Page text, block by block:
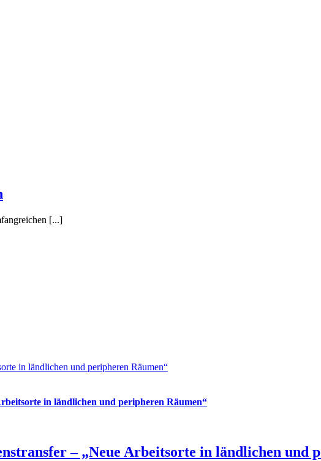
[...]
in ländlichen und peripheren Räumen“
in ländlichen und peripheren Räumen“
– „Neue Arbeitsorte in ländlichen und